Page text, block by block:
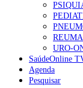
“Os
custo-
94
Quase
URO-
SaúdeOnline
Agenda
Pesquisar